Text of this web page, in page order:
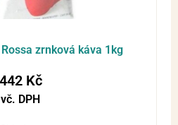
zrnková káva 1kg
442 Kč
vč. DPH